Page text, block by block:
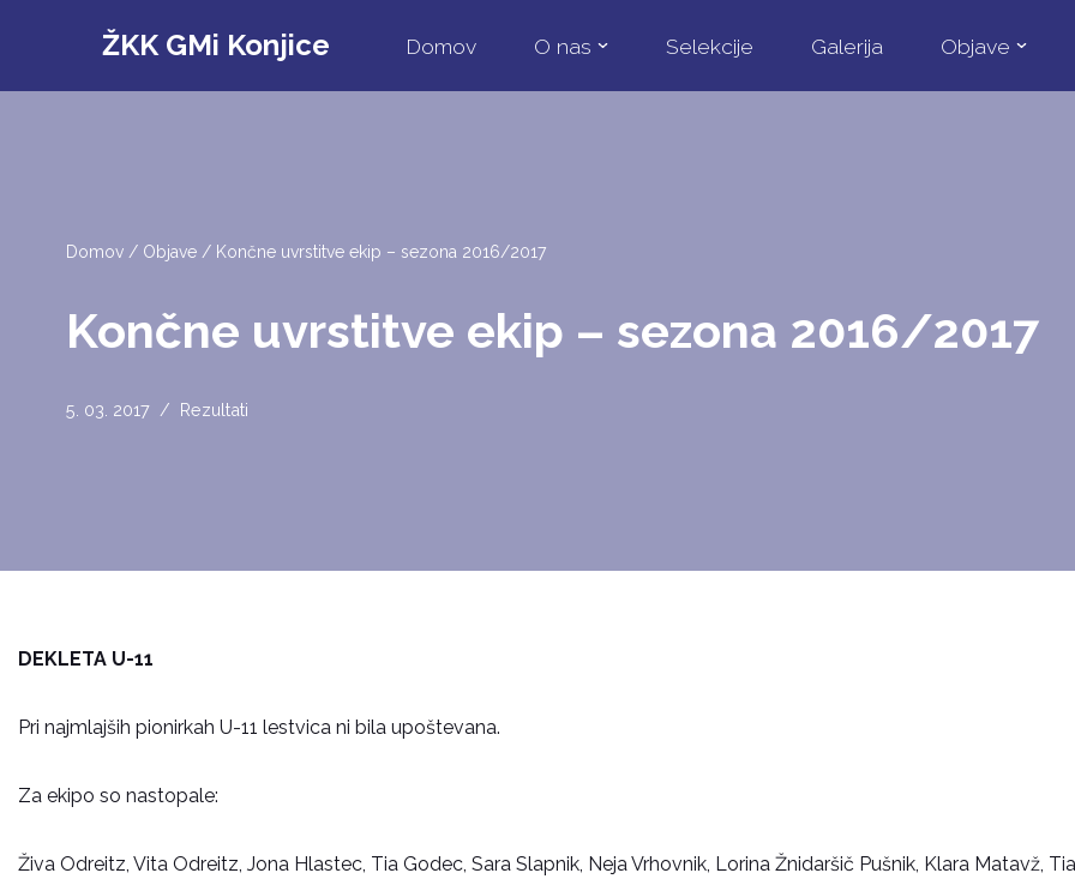
na
ŽKK GMi Konjice Domov O nas Selekcije Galerija Objave
Domov / Objave / Končne uvrstitve ekip – sezona 2016/2017
Končne uvrstitve ekip – sezona 2016/2017
5. 03. 2017 Rezultati
DEKLETA U-11
Pri najmlajših pionirkah U-11 lestvica ni bila upoštevana.
Za ekipo so nastopale:
Živa Odreitz, Vita Odreitz, Jona Hlastec, Tia Godec, Sara Slapnik, Neja Vrhovnik, Lorina Žnidaršič Pušnik, Klara Matavž, Tia